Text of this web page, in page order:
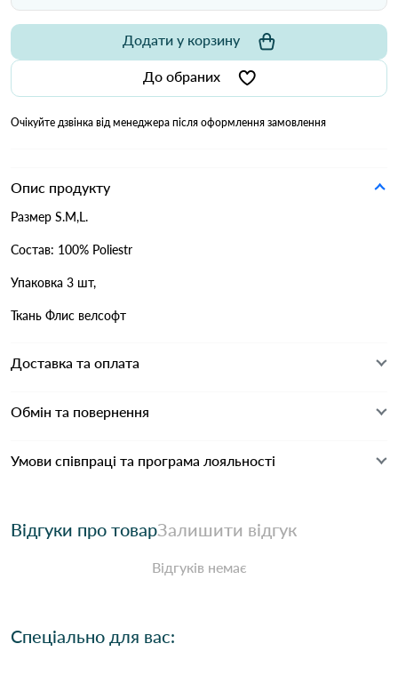
До обраних
Додати у корзину
Очікуйте дзвінка від менеджера після оформлення замовлення
Опис продукту
Размер S.M,L.
Состав: 100% Poliestr
Упаковка 3 шт,
Ткань Флис велсофт
Доставка та оплата
Обмін та повернення
Умови співпраці та програма лояльності
Відгуки про товарЗалишити відгук
Відгуків немає
Спеціально для вас: